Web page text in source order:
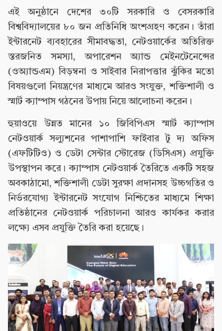
এই অনুষ্ঠানে দেশের ৩০টি সরকারি ও বেসরকারি
বিশ্ববিদ্যালয়ের ৮০ জন প্রতিনিধি অংশগ্রহণ করেন। তাঁরা
ইন্টারনেট ব্যবহারের সীমাবদ্ধতা, নেটওয়ার্কের অতিরিক্ত
স্তরজনিত সমস্যা, অপারেশন অ্যান্ড মেইনটেনেন্সের
(ওঅ্যান্ডএম) বিড়ম্বনা ও সাইবার নিরাপত্তার ঝুঁকির মতো
বিষয়গুলো নিয়ন্ত্রণের মাধ্যমে আরও সংযুক্ত, শক্তিশালী ও
স্মার্ট ক্যাম্পাস গঠনের উপায় নিয়ে আলোচনা করেন।
হুয়াওয়ে উন্নত মানের ১০ জিবিপিএস স্মার্ট ক্যাম্পাস
নেটওয়ার্ক সল্যুশনের পাশাপাশি ফাইবার টু দ্য অফিস
(এফটিটিও) ও ডেটা সেন্টার স্টোরেজ (ডিসিএস) প্রযুক্তি
উপস্থাপন করে। ক্যাম্পাস নেটওয়ার্ক তৈরিতে একটি সহজ
অবকাঠামো, শক্তিশালী ডেটা সুরক্ষা প্রদানসহ উচ্চগতির ও
নির্ভরযোগ্য ইন্টারনেট সংযোগ নিশ্চিতের মাধ্যমে শিক্ষা
প্রতিষ্ঠানের নেটওয়ার্ক পরিচালনা আরও কার্যকর করার
লক্ষ্যে এসব প্রযুক্তি তৈরি করা হয়েছে।